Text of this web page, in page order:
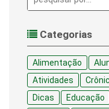
Categorias
Alimentação
Atividades
Dicas
Educação